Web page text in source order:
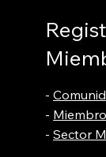
-
-
-Sector